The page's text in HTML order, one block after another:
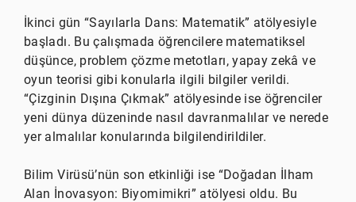
İkinci gün “Sayılarla Dans: Matematik” atölyesiyle
başladı. Bu çalışmada öğrencilere matematiksel
düşünce, problem çözme metotları, yapay zekâ ve
oyun teorisi gibi konularla ilgili bilgiler verildi.
“Çizginin Dışına Çıkmak” atölyesinde ise öğrenciler
yeni dünya düzeninde nasıl davranmalılar ve nerede
yer almalılar konularında bilgilendirildiler.
Bilim Virüsü’nün son etkinliği ise “Doğadan İlham
Alan İnovasyon: Biyomimikri” atölyesi oldu. Bu